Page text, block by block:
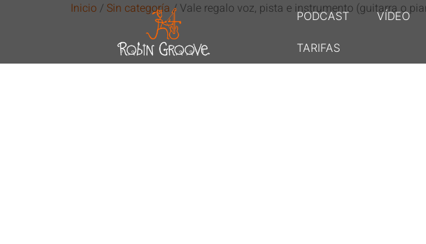
PODCAST VÍDEO
TARIFAS
Inicio/ Sin categoría/ Vale regalo voz, pista e instrumento (guitarra o